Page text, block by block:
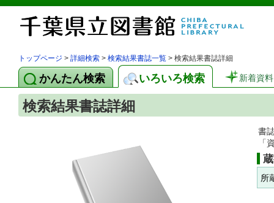
トップページ > 詳細検索 > 検索結果書誌一覧 > 検索結果書誌詳細
かんたん検索 いろいろ検索 新着資料
検索結果書誌詳細
書
「
所